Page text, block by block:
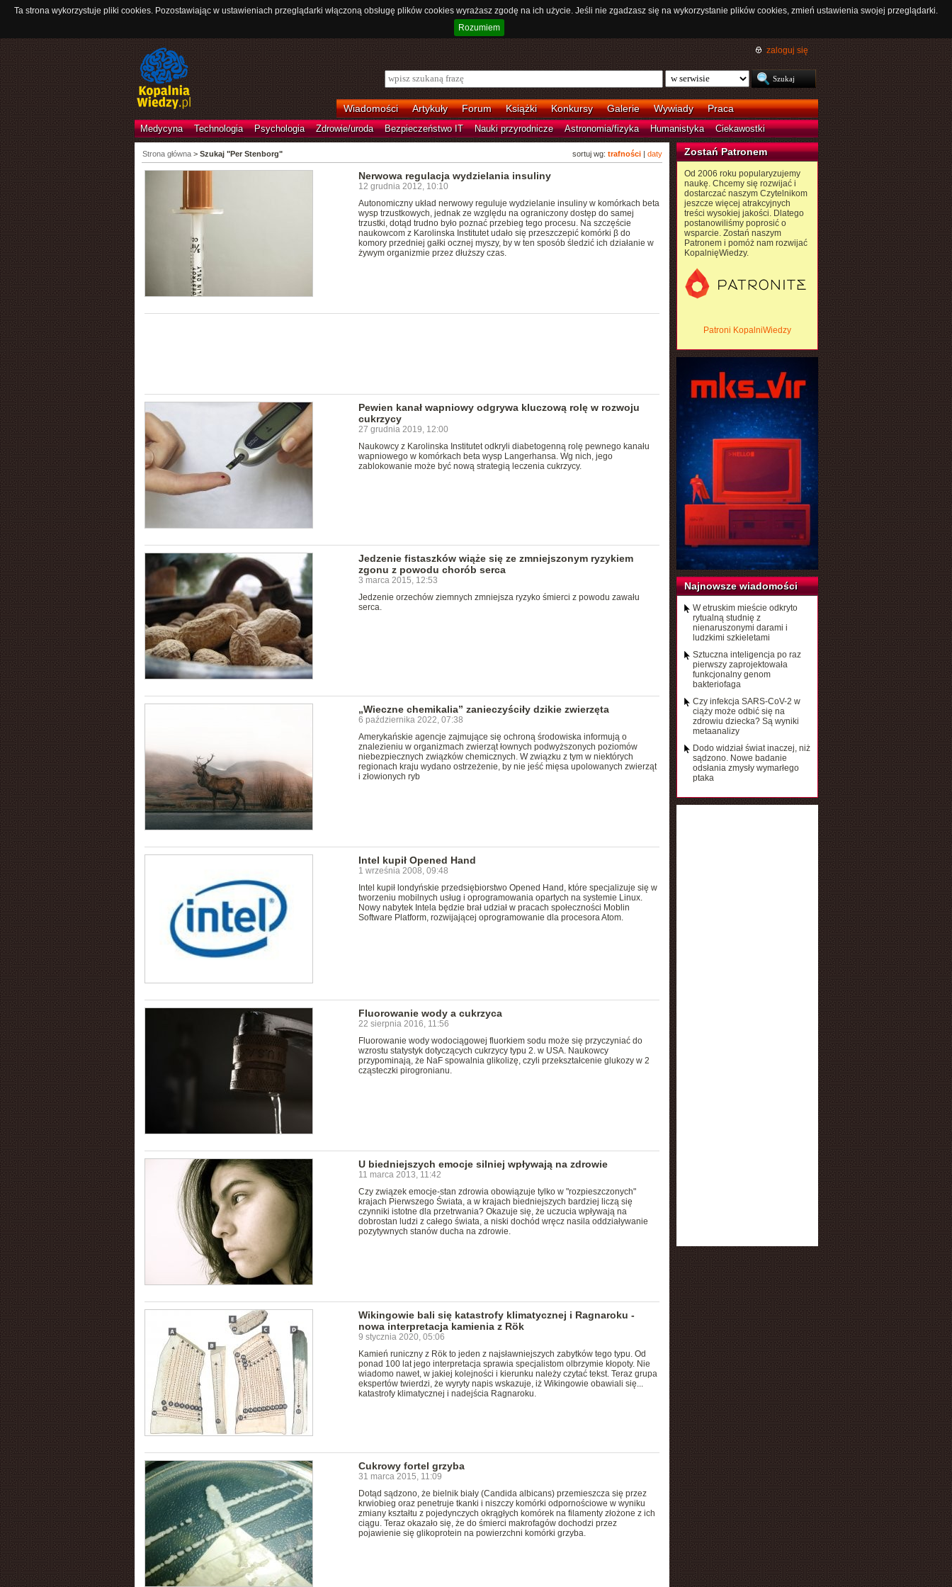
Ta strona wykorzystuje pliki cookies. Pozostawiając w ustawieniach przeglądarki włączoną obsługę plików cookies wyrażasz zgodę na ich użycie. Jeśli nie zgadzasz się na wykorzystanie plików cookies, zmień ustawienia swojej przeglądarki.
Rozumiem
zaloguj się
Wiadomości Artykuły Forum Książki Konkursy Galerie Wywiady Praca
Medycyna Technologia Psychologia Zdrowie/uroda Bezpieczeństwo IT Nauki przyrodnicze Astronomia/fizyka Humanistyka Ciekawostki
sortuj wg: trafności| daty
Strona główna> Szukaj "Per Stenborg"
Nerwowa regulacja wydzielania insuliny
12 grudnia 2012, 10:10
Autonomiczny układ nerwowy reguluje wydzielanie insuliny w komórkach beta
wysp trzustkowych, jednak ze względu na ograniczony dostęp do samej
trzustki, dotąd trudno było poznać przebieg tego procesu. Na szczęście
naukowcom z Karolinska Institutet udało się przeszczepić komórki β do
komory przedniej gałki ocznej myszy, by w ten sposób śledzić ich działanie w
żywym organizmie przez dłuższy czas.
Pewien kanał wapniowy odgrywa kluczową rolę w rozwoju
cukrzycy
27 grudnia 2019, 12:00
Naukowcy z Karolinska Institutet odkryli diabetogenną rolę pewnego kanału
wapniowego w komórkach beta wysp Langerhansa. Wg nich, jego
zablokowanie może być nową strategią leczenia cukrzycy.
Jedzenie fistaszków wiąże się ze zmniejszonym ryzykiem
zgonu z powodu chorób serca
3 marca 2015, 12:53
Jedzenie orzechów ziemnych zmniejsza ryzyko śmierci z powodu zawału
serca.
„Wieczne chemikalia” zanieczyściły dzikie zwierzęta
6 października 2022, 07:38
Amerykańskie agencje zajmujące się ochroną środowiska informują o
znalezieniu w organizmach zwierząt łownych podwyższonych poziomów
niebezpiecznych związków chemicznych. W związku z tym w niektórych
regionach kraju wydano ostrzeżenie, by nie jeść mięsa upolowanych zwierząt
i złowionych ryb
Intel kupił Opened Hand
1 września 2008, 09:48
Intel kupił londyńskie przedsiębiorstwo Opened Hand, które specjalizuje się w
tworzeniu mobilnych usług i oprogramowania opartych na systemie Linux.
Nowy nabytek Intela będzie brał udział w pracach społeczności Moblin
Software Platform, rozwijającej oprogramowanie dla procesora Atom.
Fluorowanie wody a cukrzyca
22 sierpnia 2016, 11:56
Fluorowanie wody wodociągowej fluorkiem sodu może się przyczyniać do
wzrostu statystyk dotyczących cukrzycy typu 2. w USA. Naukowcy
przypominają, że NaF spowalnia glikolizę, czyli przekształcenie glukozy w 2
cząsteczki pirogronianu.
U biedniejszych emocje silniej wpływają na zdrowie
11 marca 2013, 11:42
Czy związek emocje-stan zdrowia obowiązuje tylko w "rozpieszczonych"
krajach Pierwszego Świata, a w krajach biedniejszych bardziej liczą się
czynniki istotne dla przetrwania? Okazuje się, że uczucia wpływają na
dobrostan ludzi z całego świata, a niski dochód wręcz nasila oddziaływanie
pozytywnych stanów ducha na zdrowie.
Wikingowie bali się katastrofy klimatycznej i Ragnaroku -
nowa interpretacja kamienia z Rök
9 stycznia 2020, 05:06
Kamień runiczny z Rök to jeden z najsławniejszych zabytków tego typu. Od
ponad 100 lat jego interpretacja sprawia specjalistom olbrzymie kłopoty. Nie
wiadomo nawet, w jakiej kolejności i kierunku należy czytać tekst. Teraz grupa
ekspertów twierdzi, że wyryty napis wskazuje, iż Wikingowie obawiali się...
katastrofy klimatycznej i nadejścia Ragnaroku.
Cukrowy fortel grzyba
31 marca 2015, 11:09
Dotąd sądzono, że bielnik biały (Candida albicans) przemieszcza się przez
krwiobieg oraz penetruje tkanki i niszczy komórki odpornościowe w wyniku
zmiany kształtu z pojedynczych okrągłych komórek na filamenty złożone z ich
ciągu. Teraz okazało się, że do śmierci makrofagów dochodzi przez
pojawienie się glikoprotein na powierzchni komórki grzyba.
Zostań Patronem
Od 2006 roku popularyzujemy
naukę. Chcemy się rozwijać i
dostarczać naszym Czytelnikom
jeszcze więcej atrakcyjnych
treści wysokiej jakości. Dlatego
postanowiliśmy poprosić o
wsparcie. Zostań naszym
Patronem i pomóż nam rozwijać
KopalnięWiedzy.
Patroni KopalniWiedzy
Najnowsze wiadomości
W etruskim mieście odkryto
rytualną studnię z
nienaruszonymi darami i
ludzkimi szkieletami
Sztuczna inteligencja po raz
pierwszy zaprojektowała
funkcjonalny genom
bakteriofaga
Czy infekcja SARS-CoV-2 w
ciąży może odbić się na
zdrowiu dziecka? Są wyniki
metaanalizy
Dodo widział świat inaczej, niż
sądzono. Nowe badanie
odsłania zmysły wymarłego
ptaka